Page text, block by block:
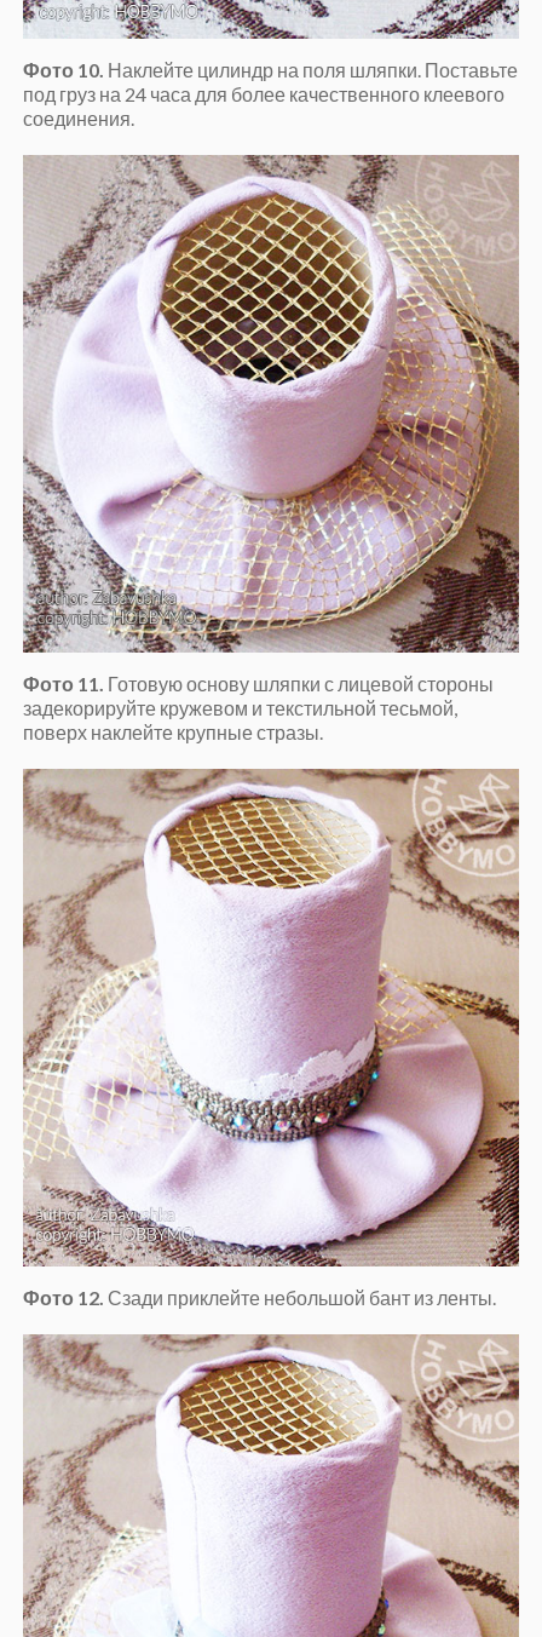
Фото 10. Наклейте цилиндр на поля шляпки. Поставьте
под груз на 24 часа для более качественного клеевого
соединения.
Фото 11. Готовую основу шляпки с лицевой стороны
задекорируйте кружевом и текстильной тесьмой,
поверх наклейте крупные стразы.
Фото 12. Сзади приклейте небольшой бант из ленты.